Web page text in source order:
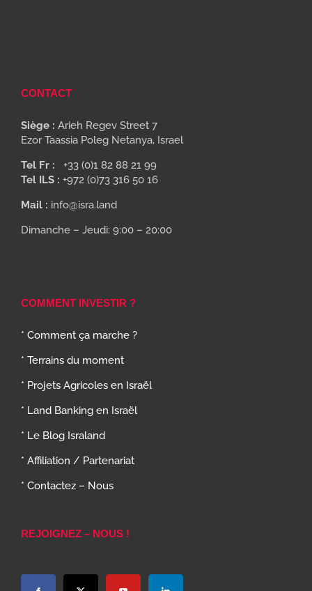
CONTACT
Siège : Arieh Regev Street 7
Ezor Taassia Poleg Netanya, Israel
Tel Fr : +33 (0)1 82 88 21 99
Tel ILS : +972 (0)73 316 50 16
Mail : info@isra.land
Dimanche – Jeudi: 9:00 – 20:00
COMMENT INVESTIR ?
* Comment ça marche ?
* Terrains du moment
* Projets Agricoles en Israël
* Land Banking en Israël
* Le Blog Israland
* Affiliation / Partenariat
* Contactez – Nous
REJOIGNEZ – NOUS !